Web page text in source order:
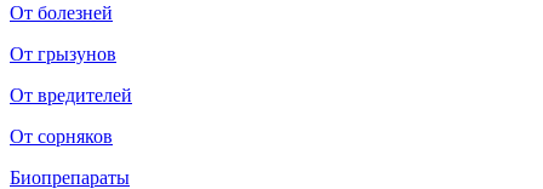
От болезней
От грызунов
От вредителей
От сорняков
Биопрепараты